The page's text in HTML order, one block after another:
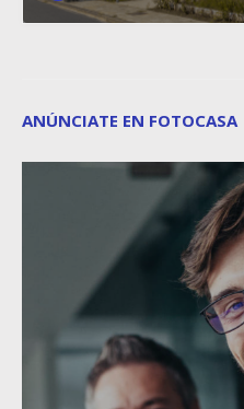
ANÚNCIATE EN FOTOCASA